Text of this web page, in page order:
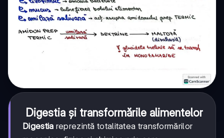
Digestia și transformările alimentelor
Digestia reprezintă totalitatea transformărilor